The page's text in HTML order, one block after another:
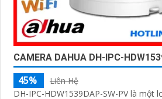
CAMERA DAHUA DH-IPC-
45%
Liên Hệ
DH-IPC-HDW1539DAP-SW-PV là một